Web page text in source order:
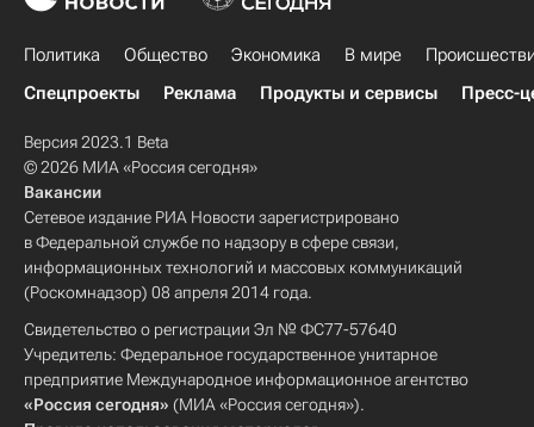
Политика Общество Экономика В мире
Спецпроекты
Реклама Продукты и сервисы Пресс-
Версия 2023.1 Beta
© 2026 МИА «Россия сегодня»
Вакансии
Сетевое издание РИА Новости зарегистрировано
в Федеральной службе по надзору в сфере связи,
информационных технологий и массовых коммуникаций
(Роскомнадзор) 08 апреля 2014 года.
Свидетельство о регистрации Эл № ФС77-57640
Учредитель: Федеральное государственное унитарное
предприятие Международное информационное агентство
«Россия сегодня» (МИА «Россия сегодня»).